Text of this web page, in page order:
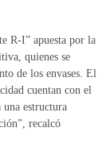
R-I” apuesta por la
quienes se
de los envases. El
cuentan con el
estructura
recalcó